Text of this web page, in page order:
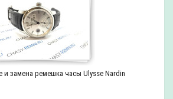
и замена ремешка часы Ulysse Nardin